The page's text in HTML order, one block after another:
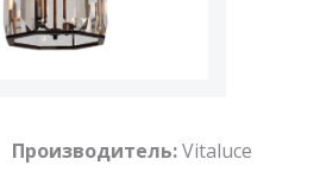
Производитель:Vitaluce